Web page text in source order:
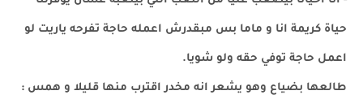
حياة كريمة انا و ماما بس مبقدرش اعمله حاجة تفرحه ياريت لو
اعمل حاجة توفي حقه ولو شويا.
طالعها بضياع وهو يشعر انه مخدر اقترب منها قليلا و همس :